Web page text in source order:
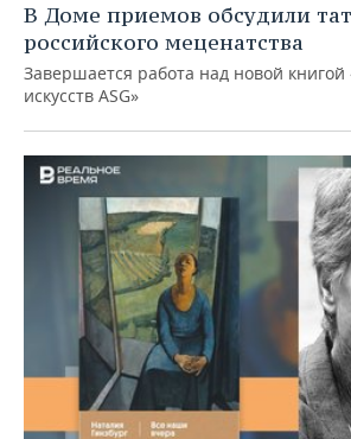
В Доме приемов обсудили
российского меценатства
Завершается работа над новой
искусств ASG»